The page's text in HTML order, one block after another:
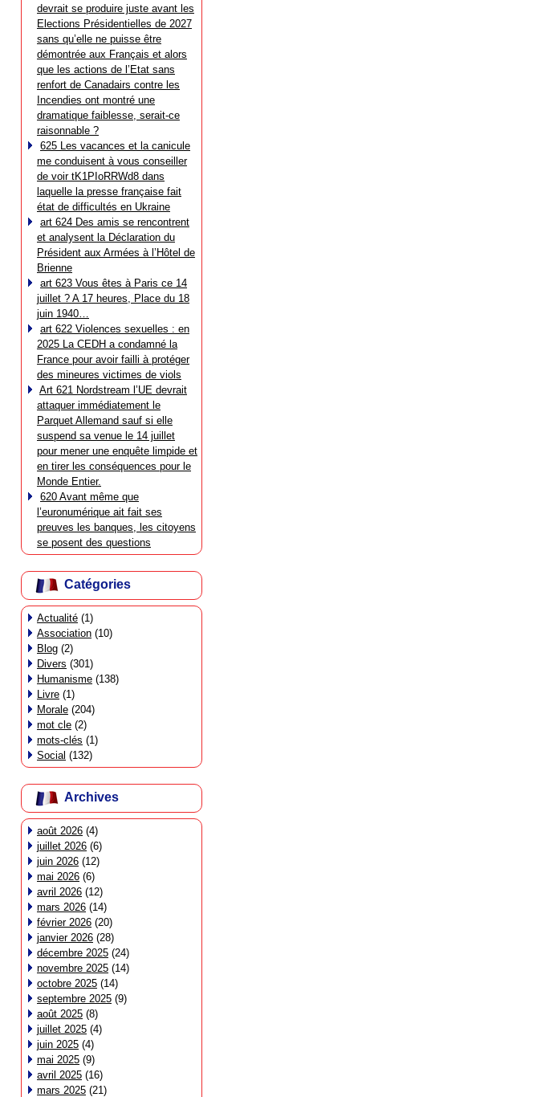
devrait se produire juste avant les
Elections Présidentielles de 2027
sans qu’elle ne puisse être
démontrée aux Français et alors
que les actions de l’Etat sans
renfort de Canadairs contre les
Incendies ont montré une
dramatique faiblesse, serait-ce
raisonnable ?
625 Les vacances et la canicule
me conduisent à vous conseiller
de voir tK1PIoRRWd8 dans
laquelle la presse française fait
état de difficultés en Ukraine
art 624 Des amis se rencontrent
et analysent la Déclaration du
Président aux Armées à l’Hôtel de
Brienne
art 623 Vous êtes à Paris ce 14
juillet ? A 17 heures, Place du 18
juin 1940…
art 622 Violences sexuelles : en
2025 La CEDH a condamné la
France pour avoir failli à protéger
des mineures victimes de viols
Art 621 Nordstream l’UE devrait
attaquer immédiatement le
Parquet Allemand sauf si elle
suspend sa venue le 14 juillet
pour mener une enquête limpide et
en tirer les conséquences pour le
Monde Entier.
620 Avant même que
l’euronumérique ait fait ses
preuves les banques, les citoyens
se posent des questions
Catégories
Actualité (1)
Association (10)
Blog (2)
Divers (301)
Humanisme (138)
Livre (1)
Morale (204)
mot cle (2)
mots-clés (1)
Social (132)
Archives
août 2026 (4)
juillet 2026 (6)
juin 2026 (12)
mai 2026 (6)
avril 2026 (12)
mars 2026 (14)
février 2026 (20)
janvier 2026 (28)
décembre 2025 (24)
novembre 2025 (14)
octobre 2025 (14)
septembre 2025 (9)
août 2025 (8)
juillet 2025 (4)
juin 2025 (4)
mai 2025 (9)
avril 2025 (16)
mars 2025 (21)